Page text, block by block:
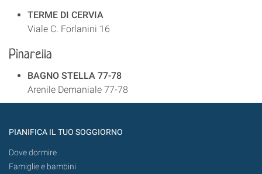
TERME DI CERVIA
Viale C. Forlanini 16
Pinarella
BAGNO STELLA 77-78
Arenile Demaniale 77-78
PIANIFICA IL TUO SOGGIORNO
Dove dormire
Famiglie e bambini